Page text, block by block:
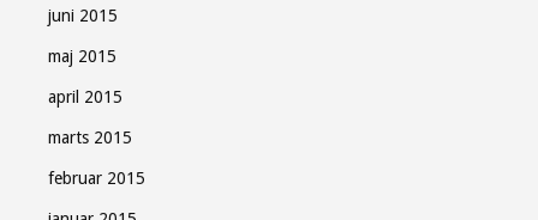
juni 2015
maj 2015
april 2015
marts 2015
februar 2015